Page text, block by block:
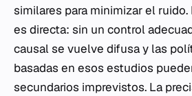
similares para minimizar el
es directa: sin un control
causal se vuelve difusa y las
basadas en esos estudios
secundarios imprevistos. La